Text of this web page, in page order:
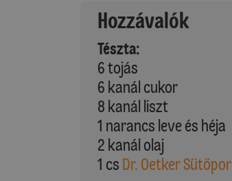
Hozzávalók
Tészta:
6 tojás
6 kanál cukor
8 kanál liszt
1 narancs leve és héja
2 kanál olaj
1 cs Dr. Oetker Sütőpor